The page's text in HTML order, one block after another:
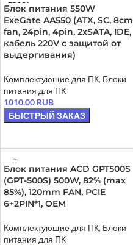
ПРОДА
НО
Блок питания 550W
ExeGate AA550 (ATX, SC, 8cm
fan, 24pin, 4pin, 2xSATA, IDE,
кабель 220V с защитой от
выдергивания)
Комплектующие для ПК, Блоки
питания для ПК
1010.00 RUB
БЫСТРЫЙ ЗАКАЗ
Блок питания ACD GPT500S
(GPT-500S) 500W, 82% (max
85%), 120mm FAN, PCIE
6+2PIN*1, OEM
Комплектующие для ПК, Блоки
питания для ПК